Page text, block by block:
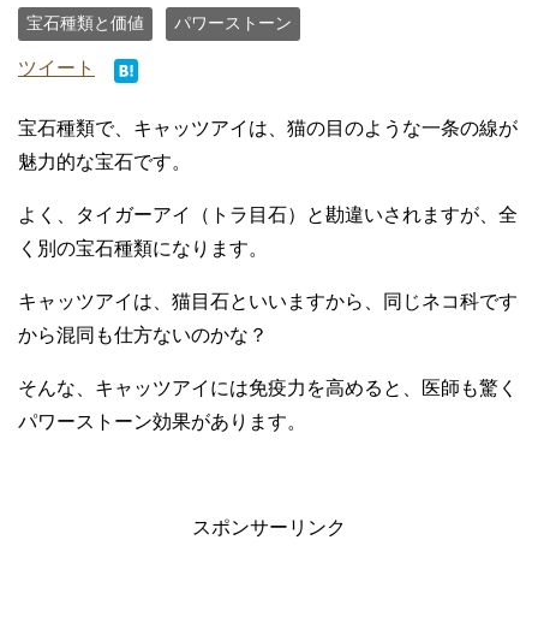
宝石種類と価値 パワーストーン
ツイート
宝石種類で、キャッツアイは、猫の目のような一条の線が
魅力的な宝石です。
よく、タイガーアイ（トラ目石）と勘違いされますが、全
く別の宝石種類になります。
キャッツアイは、猫目石といいますから、同じネコ科です
から混同も仕方ないのかな？
そんな、キャッツアイには免疫力を高めると、医師も驚く
パワーストーン効果があります。
スポンサーリンク